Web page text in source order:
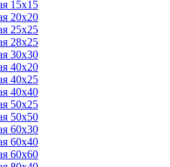
15х15
20х20
25х25
28х25
30х30
40х20
40х25
40х40
50х25
50х50
60х30
60х40
60х60